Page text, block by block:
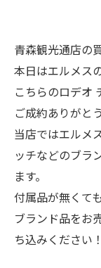
青森観光通店の
本日はエルメス
こちらのロデオ
ご成約ありがと
当店ではエルメ
ッチなどのブラ
ます。
付属品が無くて
ブランド品をお
ち込みください！